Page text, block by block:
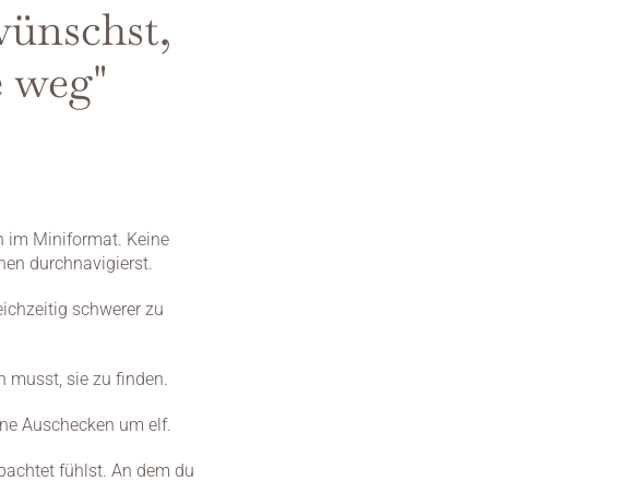
im Miniformat. Keine
durchnavigierst.
schwerer zu
musst, sie zu finden.
Auschecken um elf.
fühlst. An dem du